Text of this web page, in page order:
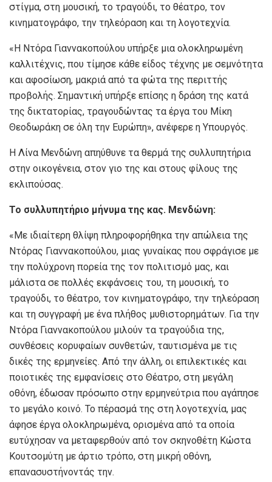
στίγμα, στη μουσική, το τραγούδι, το θέατρο, τον
κινηματογράφο, την τηλεόραση και τη λογοτεχνία.
«Η Ντόρα Γιαννακοπούλου υπήρξε μια ολοκληρωμένη
καλλιτέχνις, που τίμησε κάθε είδος τέχνης με σεμνότητα
και αφοσίωση, μακριά από τα φώτα της περιττής
προβολής. Σημαντική υπήρξε επίσης η δράση της κατά
της δικτατορίας, τραγουδώντας τα έργα του Μίκη
Θεοδωράκη σε όλη την Ευρώπη», ανέφερε η Υπουργός.
Η Λίνα Μενδώνη απηύθυνε τα θερμά της συλλυπητήρια
στην οικογένεια, στον γιο της και στους φίλους της
εκλιπούσας.
Το συλλυπητήριο μήνυμα της κας. Μενδώνη:
«Με ιδιαίτερη θλίψη πληροφορήθηκα την απώλεια της
Ντόρας Γιαννακοπούλου, μιας γυναίκας που σφράγισε με
την πολύχρονη πορεία της τον πολιτισμό μας, και
μάλιστα σε πολλές εκφάνσεις του, τη μουσική, το
τραγούδι, το θέατρο, τον κινηματογράφο, την τηλεόραση
και τη συγγραφή με ένα πλήθος μυθιστορημάτων. Για την
Ντόρα Γιαννακοπούλου μιλούν τα τραγούδια της,
συνθέσεις κορυφαίων συνθετών, ταυτισμένα με τις
δικές της ερμηνείες. Από την άλλη, οι επιλεκτικές και
ποιοτικές της εμφανίσεις στο Θέατρο, στη μεγάλη
οθόνη, έδωσαν πρόσωπο στην ερμηνεύτρια που αγάπησε
το μεγάλο κοινό. Το πέρασμά της στη λογοτεχνία, μας
άφησε έργα ολοκληρωμένα, ορισμένα από τα οποία
ευτύχησαν να μεταφερθούν από τον σκηνοθέτη Κώστα
Κουτσομύτη με άρτιο τρόπο, στη μικρή οθόνη,
επανασυστήνοντάς την.